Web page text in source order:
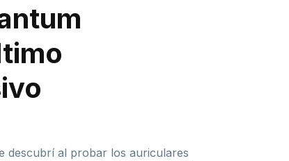
descubrí al probar los auriculares